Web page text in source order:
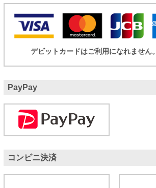
デビットカードはご利用になれません。
PayPay
コンビニ決済